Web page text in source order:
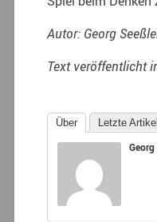
Autor: Georg
Text veröffentlicht
Über Letzte Artikel